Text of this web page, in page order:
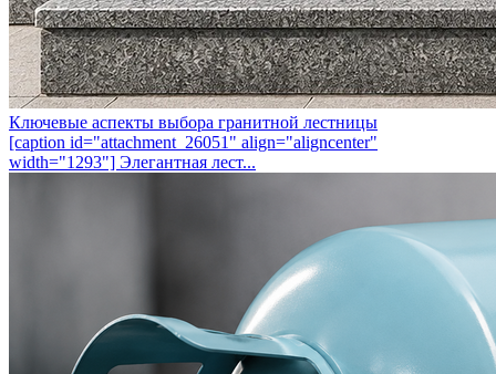
Ключевые аспекты выбора гранитной лестницы
[caption id="attachment_26051" align="aligncenter"
width="1293"] Элегантная лест...